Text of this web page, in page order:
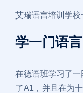
艾瑞语言培训学校
学一门语言
在德语班学习了
了A1，并且在为